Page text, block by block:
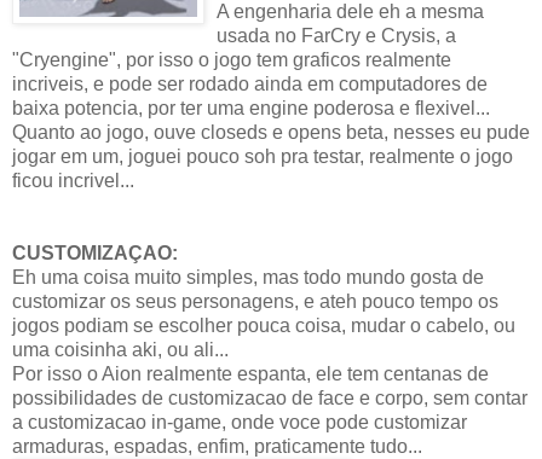
A engenharia dele eh a mesma
usada no FarCry e Crysis, a
"Cryengine", por isso o jogo tem graficos realmente
incriveis, e pode ser rodado ainda em computadores de
baixa potencia, por ter uma engine poderosa e flexivel...
Quanto ao jogo, ouve closeds e opens beta, nesses eu pude
jogar em um, joguei pouco soh pra testar, realmente o jogo
ficou incrivel...
CUSTOMIZAÇAO:
Eh uma coisa muito simples, mas todo mundo gosta de
customizar os seus personagens, e ateh pouco tempo os
jogos podiam se escolher pouca coisa, mudar o cabelo, ou
uma coisinha aki, ou ali...
Por isso o Aion realmente espanta, ele tem centanas de
possibilidades de customizacao de face e corpo, sem contar
a customizacao in-game, onde voce pode customizar
armaduras, espadas, enfim, praticamente tudo...